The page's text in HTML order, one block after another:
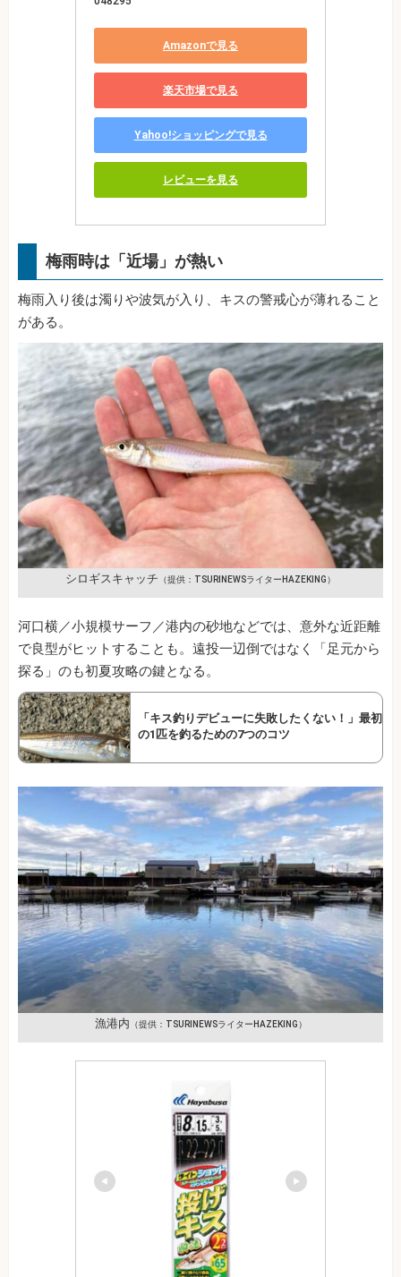
Amazonで見る
楽天市場で見る
Yahoo!ショッピングで見る
レビューを見る
梅雨時は「近場」が熱い
梅雨入り後は濁りや波気が入り、キスの警戒心が薄れること
がある。
シロギスキャッチ （提供：TSURINEWSライターHAZEKING）
河口横／小規模サーフ／港内の砂地などでは、意外な近距離
で良型がヒットすることも。遠投一辺倒ではなく「足元から
探る」のも初夏攻略の鍵となる。
「キス釣りデビューに失敗したくない！」最初
の1匹を釣るための7つのコツ
漁港内 （提供：TSURINEWSライターHAZEKING）